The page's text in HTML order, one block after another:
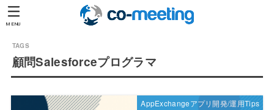
MENU
顧問Salesforceプログラマ
AppExchangeアプリ開発/運用Tips